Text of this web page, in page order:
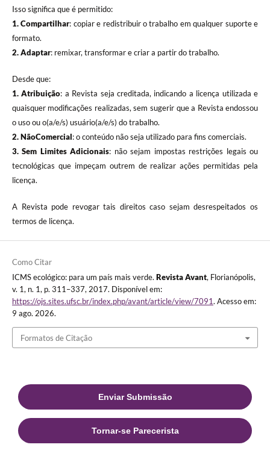
Isso significa que é permitido:
1. Compartilhar: copiar e redistribuir o trabalho em qualquer suporte e
formato.
2. Adaptar: remixar, transformar e criar a partir do trabalho.
Desde que:
1. Atribuição: a Revista seja creditada, indicando a licença utilizada e
quaisquer modificações realizadas, sem sugerir que a Revista endossou
o uso ou o(a/e/s) usuário(a/e/s) do trabalho.
2. NãoComercial: o conteúdo não seja utilizado para fins comerciais.
3.Sem Limites Adicionais: não sejam impostas restrições legais ou
tecnológicas que impeçam outrem de realizar ações permitidas pela
licença.
A Revista pode revogar tais direitos caso sejam desrespeitados os
termos de licença.
Como Citar
ICMS ecológico: para um país mais verde. Revista Avant, Florianópolis,
v. 1, n. 1, p. 311–337, 2017. Disponível em:
https://ojs.sites.ufsc.br/index.php/avant/article/view/7091. Acesso em:
9 ago. 2026.
Formatos de Citação
Enviar Submissão
Tornar-se Parecerista